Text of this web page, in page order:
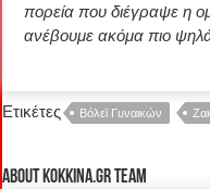
πορεία που διέγραψε η
ανέβουμε ακόμα πιο
Ετικέτες Βόλεϊ Γυναικών
About kokkina.gr TEAM